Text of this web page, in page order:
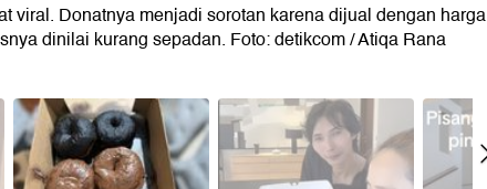
viral. Donatnya menjadi sorotan karena dijual dengan harga
dinilai kurang sepadan. Foto: detikcom / Atiqa Rana